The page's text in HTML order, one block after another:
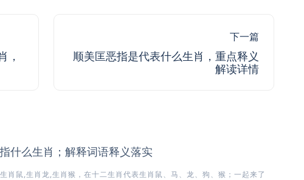
，
下一篇
顺美匡恶指是代表什么生肖，重点释义
解读详情
什么生肖；解释词语释义落实
肖鼠,生肖龙,生肖猴，在十二生肖代表生肖鼠、马、龙、狗、猴；一起来了